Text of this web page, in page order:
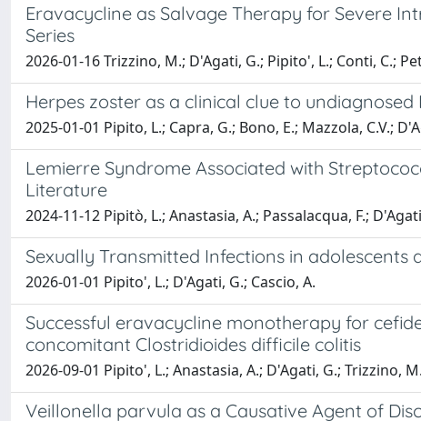
Eravacycline as Salvage Therapy for Severe
Series
2026-01-16 Trizzino, M.; D'Agati, G.; Pipito', L.; Conti, C.;
Herpes zoster as a clinical clue to
2025-01-01 Pipito, L.; Capra, G.; Bono, E.; Mazzola, C.V.;
Lemierre Syndrome Associated with
Literature
2024-11-12 Pipitò, L.; Anastasia, A.; Passalacqua, F.;
Sexually Transmitted Infections in
2026-01-01 Pipito', L.; D'Agati, G.; Cascio, A.
Successful eravacycline monotherapy for
concomitant Clostridioides difficile colitis
2026-09-01 Pipito', L.; Anastasia, A.; D'Agati, G.; Trizzino,
Veillonella parvula as a Causative Agent of